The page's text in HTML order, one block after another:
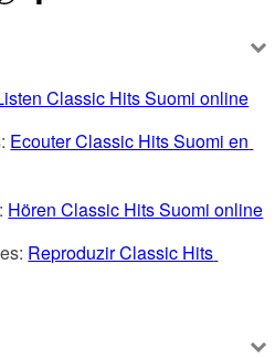
Classic Hits Suomi online
Ecouter Classic Hits Suomi en
Hören Classic Hits Suomi online
Reproduzir Classic Hits